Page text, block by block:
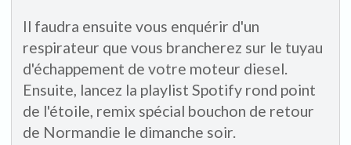
Il faudra ensuite vous enquérir d'un
respirateur que vous brancherez sur le tuyau
d'échappement de votre moteur diesel.
Ensuite, lancez la playlist Spotify rond point
de l'étoile, remix spécial bouchon de retour
de Normandie le dimanche soir.